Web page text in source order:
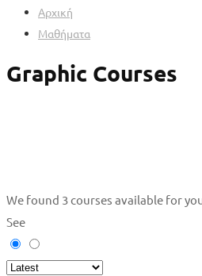
Αρχική
Μαθήματα
Graphic Courses
We found 3courses available for
See